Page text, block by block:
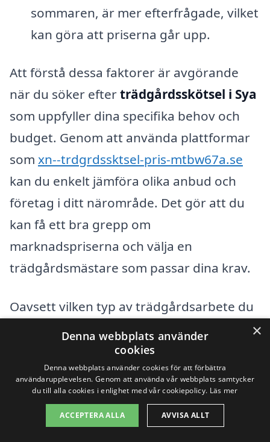
sommaren, är mer efterfrågade, vilket
kan göra att priserna går upp.
Att förstå dessa faktorer är avgörande
när du söker efterträdgårdsskötsel i Sya
som uppfyller dina specifika behov och
budget. Genom att använda plattformar
som xn--trdgrdssktsel-pris-mtbw67a.se
kan du enkelt jämföra olika anbud och
företag i ditt närområde. Det gör att du
kan få ett bra grepp om
marknadspriserna och välja en
trädgårdsmästare som passar dina krav.
Oavsett vilken typ av trädgårdsarbete du
planerar finns det professionella som kan
hjälpa dig att förverkliga dina idéer.
Genom att vara medveten om vad som
påverkar kostnaderna kan du fatta
informerade beslut och säkra en vacker
×
Denna webbplats använder
cookies
Denna webbplats använder cookies för att förbättra
användarupplevelsen. Genom att använda vår webbplats samtycker
du till alla cookies i enlighet med vår cookiepolicy. Läs mer
ACCEPTERA ALLA AVVISA ALLT